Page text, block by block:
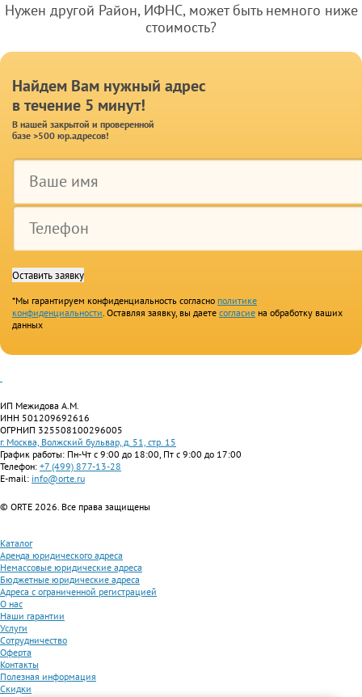
Нужен другой Район, ИФНС, может быть немного ниже
стоимость?
Найдем Вам нужный адрес
в течение 5 минут!
В нашей закрытой и проверенной
базе >500 юр.адресов!
*Мы гарантируем конфиденциальность согласно политике
конфиденциальности. Оставляя заявку, вы даете согласие на обработку ваших
данных
ИП Межидова А.М.
ИНН 501209692616
ОГРНИП 325508100296005
г. Москва, Волжский бульвар, д. 51, стр. 15
График работы: Пн-Чт с 9:00 до 18:00, Пт с 9:00 до 17:00
Телефон: +7 (499) 877-13-28
E-mail: info@orte.ru
© ORTE 2026. Все права защищены
Каталог
Аренда юридического адреса
Немассовые юридические адреса
Бюджетные юридические адреса
Адреса с ограниченной регистрацией
О нас
Наши гарантии
Услуги
Сотрудничество
Оферта
Контакты
Полезная информация
Скидки